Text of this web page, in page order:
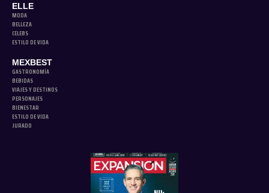
ELLE
MODA
BELLEZA
CELEBS
ESTILO DE VIDA
MEXBEST
GASTRONOMÍA
BEBIDAS
VIAJES Y DESTINOS
PERSONAJES
BIENESTAR
ESTILO DE VIDA
JURADO